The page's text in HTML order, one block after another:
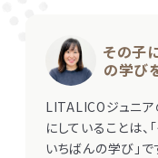
LITALICOワンダー
LITALICO仕事ナビ
その子
の学び
LITALICOジュニ
にしていることは、
いちばんの学び」で